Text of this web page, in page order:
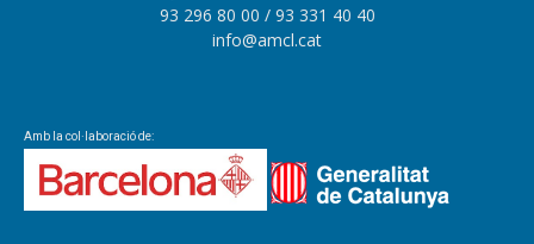
93 296 80 00 / 93 331 40 40
info@amcl.cat
Amb la col·laboració de: